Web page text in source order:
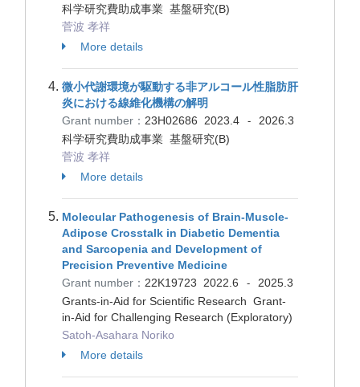
科学研究費助成事業 基盤研究(B)
菅波 孝祥
More details
微小代謝環境が駆動する非アルコール性脂肪肝
炎における線維化機構の解明
Grant number： 23H02686 2023.4 -
2026.3
科学研究費助成事業 基盤研究(B)
菅波 孝祥
More details
Molecular Pathogenesis of Brain-Muscle-
Adipose Crosstalk in Diabetic Dementia
and Sarcopenia and Development of
Precision Preventive Medicine
Grant number： 22K19723 2022.6 -
2025.3
Grants-in-Aid for Scientific Research Grant-
in-Aid for Challenging Research (Exploratory)
Satoh-Asahara Noriko
More details